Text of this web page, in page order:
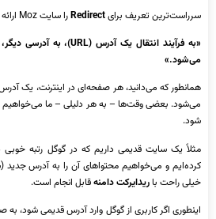
سرراست‌ترین تعریف برایRedirectرا سایت Moz ارائه کرده است:
می‌شود.»
همانطور که می‌دانید، هر صفحه‌ای در اینترنت، یک
شود.
مثلاً یک سایت قدیمی داریم که در گوگل رتبه خوبی
کرده‌ایم و می‌خواهیم محتواهای آن را به آدرس جدید
خیلی راحت باریدایرکت دامنهقابل انجام است.
اینطوری اگر کاربری از گوگل وارد آدرس قدیمی شود،